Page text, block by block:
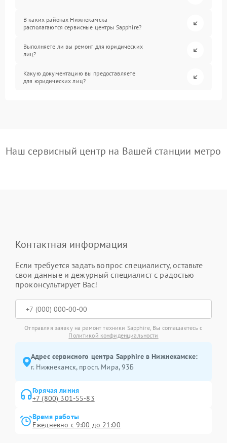
В каких районах Нижнекамска
располагаются сервисные центры Sapphire?
Выполняете ли вы ремонт для юридических
лиц?
Какую документацию вы предоставляете
для юридических лиц?
Наш сервисный центр на Вашей станции метро
Контактная информация
Если требуется задать вопрос специалисту, оставьте
свои данные и дежурный специалист с радостью
проконсультирует Вас!
Отправляя заявку на ремонт техники Sapphire, Вы соглашаетесь с
Политикой конфиденциальности
Адрес сервисного центра Sapphire в Нижнекамске:
г. Нижнекамск, просп. Мира, 93Б
Горячая линия
+7 (800) 301-55-83
Время работы
Ежедневно с 9:00 до 21:00